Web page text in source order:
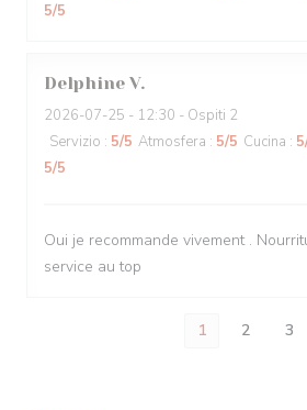
5/5
Delphine V
2026-07-25 - 12:30 - Ospiti 2
Servizio : 5/5 Atmosfera : 5/5 Cucina : 5
5/5
Oui je recommande vivement .
service au top
1 2 3